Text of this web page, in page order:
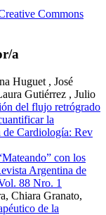
Commons
a
Huguet , José
Gutiérrez , Julio
del flujo retrógrado
la
de Cardiología: Rev
con los
Argentina de
88 Nro. 1
Chiara Granato,
de la